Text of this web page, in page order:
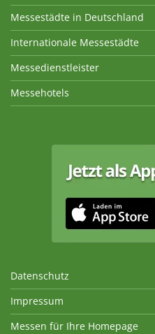
Messestädte in Deutschland
Internationale Messestädte
Messedienstleister
Messehotels
Datenschutz
Impressum
Messen für Ihre Homepage